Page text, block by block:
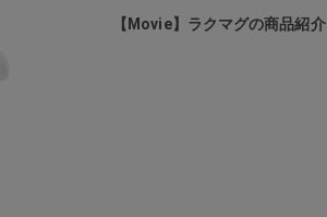
【Movie】ラクマグの商品紹介